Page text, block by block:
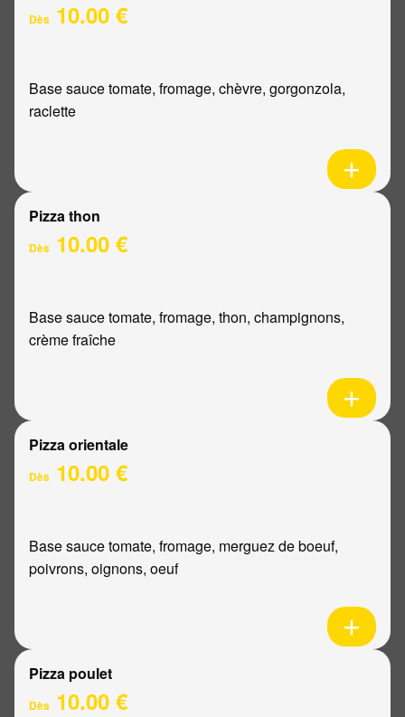
Dès 10.00 €
Base sauce tomate, fromage, chèvre, gorgonzola,
raclette
Pizza thon
Dès 10.00 €
Base sauce tomate, fromage, thon, champignons,
crème fraîche
Pizza orientale
Dès 10.00 €
Base sauce tomate, fromage, merguez de boeuf,
poivrons, oignons, oeuf
Pizza poulet
Dès 10.00 €